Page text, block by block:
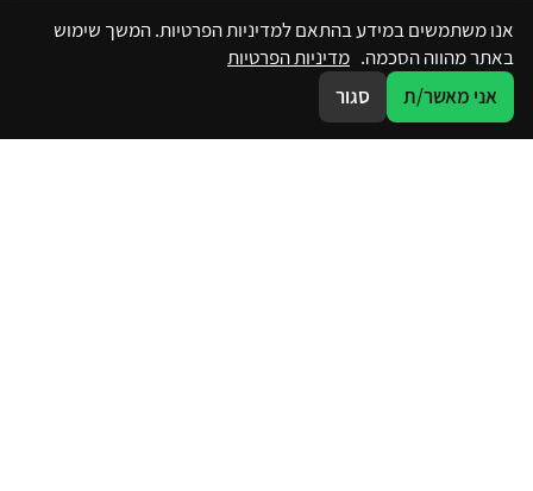
פרטי התקשרות
אנו משתמשים במידע בהתאם למדיניות הפרטיות. המשך שימוש
באתר מהווה הסכמה. מדיניות הפרטיות
אני מאשר/ת
סגור